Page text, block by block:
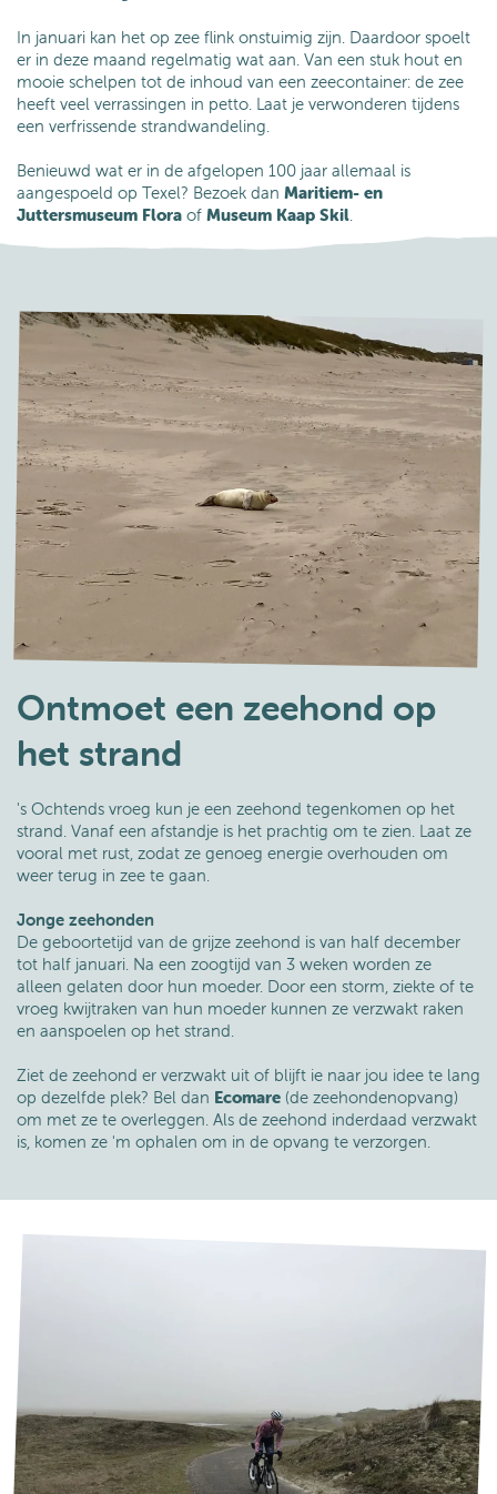
In januari kan het op zee flink onstuimig zijn. Daardoor spoelt
er in deze maand regelmatig wat aan. Van een stuk hout en
mooie schelpen tot de inhoud van een zeecontainer: de zee
heeft veel verrassingen in petto. Laat je verwonderen tijdens
een verfrissende strandwandeling.
Benieuwd wat er in de afgelopen 100 jaar allemaal is
aangespoeld op Texel? Bezoek dan Maritiem- en
Juttersmuseum Flora of Museum Kaap Skil
Ontmoet een zeehond op
het strand
's Ochtends vroeg kun je een zeehond tegenkomen op het
strand. Vanaf een afstandje is het prachtig om te zien. Laat ze
vooral met rust, zodat ze genoeg energie overhouden om
weer terug in zee te gaan.
Jonge zeehonden
De geboortetijd van de grijze zeehond is van half december
tot half januari. Na een zoogtijd van 3 weken worden ze
alleen gelaten door hun moeder. Door een storm, ziekte of te
vroeg kwijtraken van hun moeder kunnen ze verzwakt raken
en aanspoelen op het strand.
Ziet de zeehond er verzwakt uit of blijft ie naar jou idee te lang
op dezelfde plek? Bel dan Ecomare (de zeehondenopvang)
om met ze te overleggen. Als de zeehond inderdaad verzwakt
is, komen ze 'm ophalen om in de opvang te verzorgen.